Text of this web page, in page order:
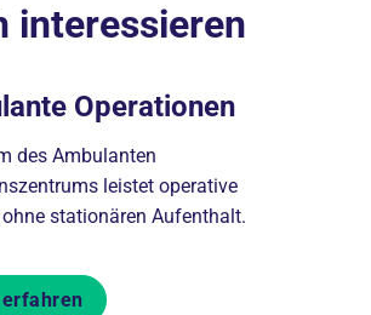
interessieren
Operationen
des Ambulanten
leistet operative
stationären Aufenthalt.